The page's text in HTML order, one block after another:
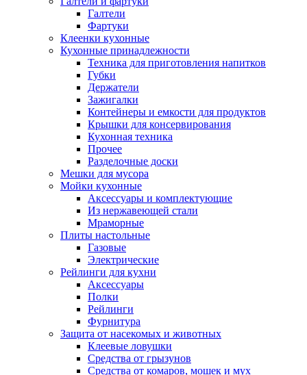
Галтели
Фартуки
Клеенки кухонные
Кухонные принадлежности
Техника для приготовления напитков
Губки
Держатели
Зажигалки
Контейнеры и емкости для продуктов
Крышки для консервирования
Кухонная техника
Прочее
Разделочные доски
Мешки для мусора
Мойки кухонные
Аксессуары и комплектующие
Из нержавеющей стали
Мраморные
Плиты настольные
Газовые
Электрические
Рейлинги для кухни
Аксессуары
Полки
Рейлинги
Фурнитура
Защита от насекомых и животных
Клеевые ловушки
Средства от грызунов
Средства от комаров, мошек и мух